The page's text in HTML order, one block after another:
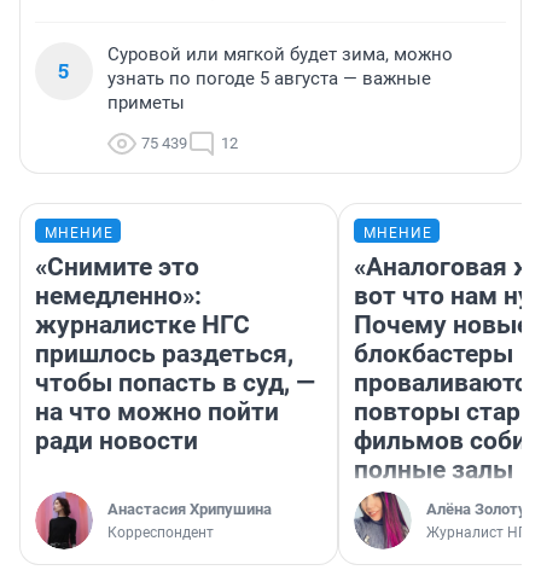
5
Суровой или мягкой будет зима, можно
узнать по погоде 5 августа — важные
приметы
75 439 12
МНЕНИЕ
«Снимите это
немедленно»:
журналистке НГС
пришлось раздеться,
чтобы попасть в суд, —
на что можно пойти
ради новости
Анастасия Хрипушина
Корреспондент
МНЕНИЕ
«Аналоговая
вот что нам
Почему новые
блокбастеры
повторы
фильмов
полные залы
Алёна
Журналист НГС